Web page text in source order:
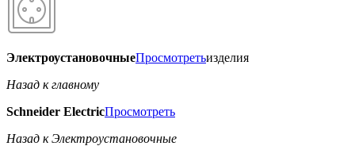
ЭлектроустановочныеПросмотретьизделия
Назад к главному
Schneider ElectricПросмотреть
Назад к Электроустановочные